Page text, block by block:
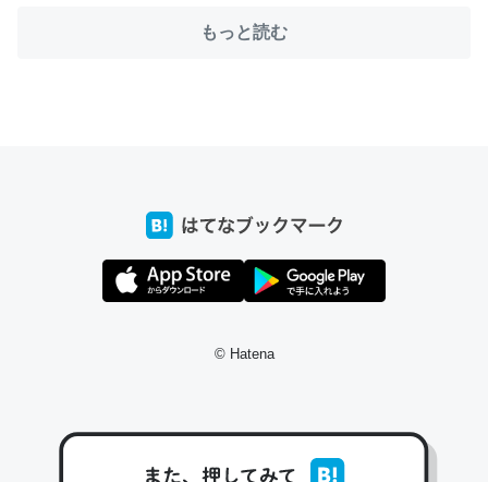
コミュニケーションが劇的に変化した｜tayorini by LIFULL介護
私も3年前ぐらいに祖母の家に設置した。ポケットWifiみ
https://toyoshi.hatenablog.com/entry/2019/05/15/1805
もっと読む
© Hatena